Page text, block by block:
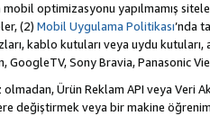
mobil optimizasyonu yapılmamış
(2) Mobil Uygulama Politikası’nda
kablo kutuları veya uydu kutuları,
GoogleTV, Sony Bravia, Panasonic
olmadan, Ürün Reklam API veya
değiştirmek veya bir makine